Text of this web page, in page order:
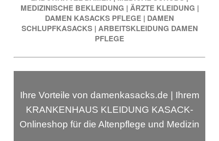
MEDIZINISCHE BEKLEIDUNG | ÄRZTE KLEIDUNG |
DAMEN KASACKS PFLEGE | DAMEN
SCHLUPFKASACKS | ARBEITSKLEIDUNG DAMEN
PFLEGE
Ihre Vorteile von damenkasacks.de | Ihrem
KRANKENHAUS KLEIDUNG KASACK-
Onlineshop für die Altenpflege und Medizin